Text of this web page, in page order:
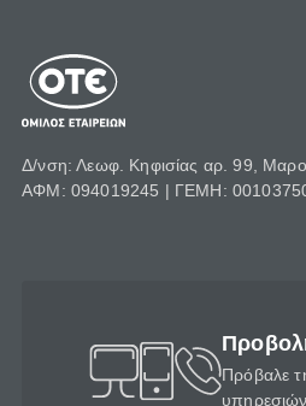
Δ/νση: Λεωφ. Κηφισίας αρ. 99,
ΑΦΜ: 094019245 | ΓΕΜΗ:
Πρόβαλε